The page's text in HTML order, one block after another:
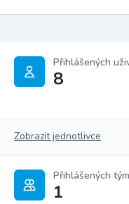
Přihlášených
8
Zobrazit jednotlivce
Přihlášených
1